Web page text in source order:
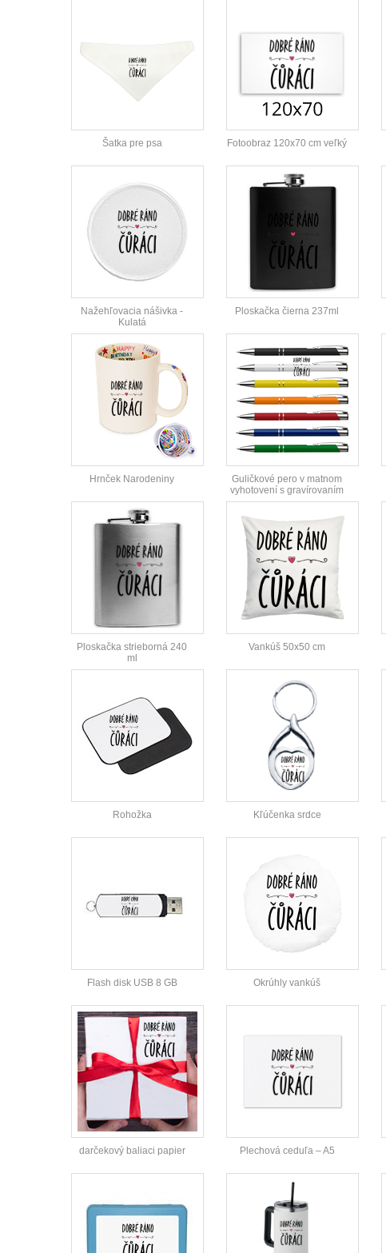
Šatka pre psa Fotoobraz 120x70 cm veľký
Nažehľovacia nášivka -
Kulatá
Ploskačka čierna 237ml
Hrnček Narodeniny
Guličkové pero v matnom
vyhotovení s gravírovaním
Ploskačka strieborná 240
ml
Vankúš 50x50 cm
Rohožka Kľúčenka srdce
Flash disk USB 8 GB Okrúhly vankúš
darčekový baliaci papier Plechová ceduľa – A5